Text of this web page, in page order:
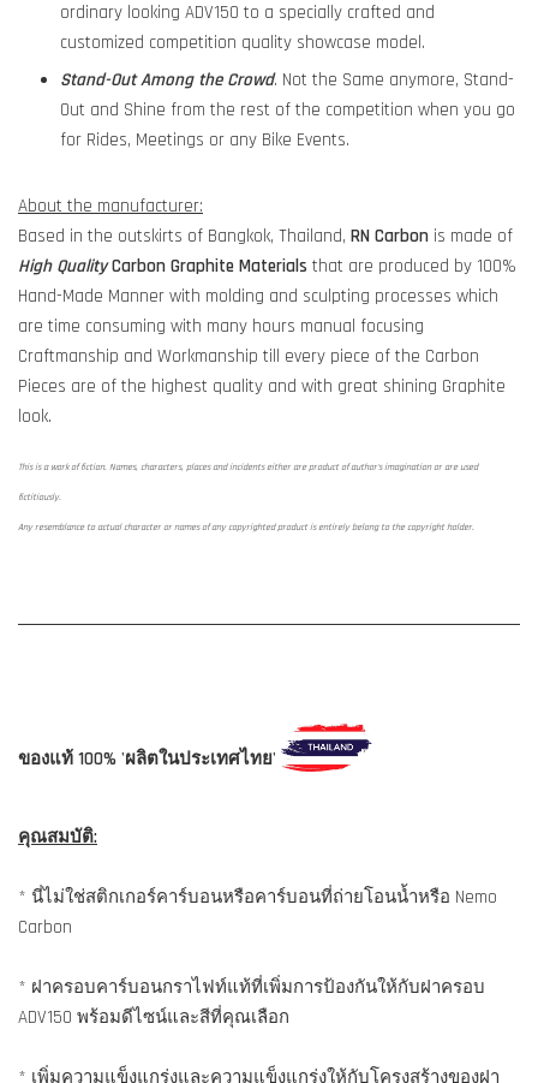
ordinary looking ADV150 to a specially crafted and
customized competition quality showcase model.
Stand-Out Among the Crowd. Not the Same anymore, Stand-
Out and Shine from the rest of the competition when you go
for Rides, Meetings or any Bike Events.
About the manufacturer:
Based in the outskirts of Bangkok, Thailand, RN Carbon is made of
High Quality Carbon Graphite Materials that are produced by 100%
Hand-Made Manner with molding and sculpting processes which
are time consuming with many hours manual focusing
Craftmanship and Workmanship till every piece of the Carbon
Pieces are of the highest quality and with great shining Graphite
look.
This is a work of fiction. Names, characters, places and incidents either are product of author's imagination or are used
fictitiously.
Any resemblance to actual character or names of any copyrighted product is entirely belong to the copyright holder.
ของแท้ 100% 'ผลิตในประเทศไทย'
คุณสมบัติ:
* นี่ไม่ใช่สติกเกอร์คาร์บอนหรือคาร์บอนที่ถ่ายโอนน้ำหรือ Nemo
Carbon
* ฝาครอบคาร์บอนกราไฟท์แท้ที่เพิ่มการป้องกันให้กับฝาครอบ
ADV150 พร้อมดีไซน์และสีที่คุณเลือก
* เพิ่มความแข็งแกร่งและความแข็งแกร่งให้กับโครงสร้างของฝา